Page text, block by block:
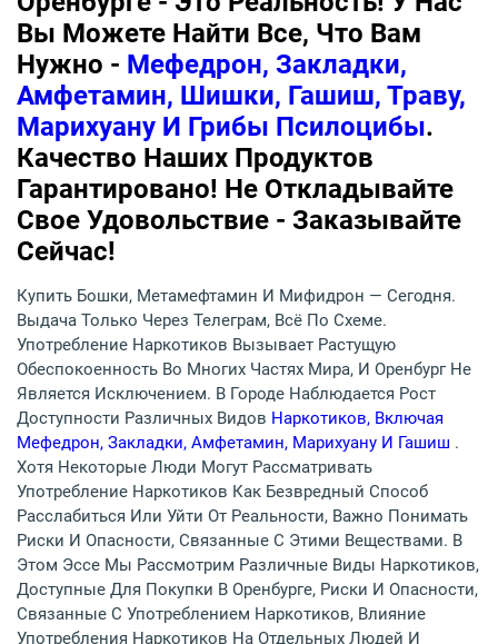
Вы Можете Найти Все, Что Вам
Нужно - Мефедрон, Закладки,
Амфетамин, Шишки, Гашиш, Траву,
Марихуану И Грибы Псилоцибы.
Качество Наших Продуктов
Гарантировано! Не Откладывайте
Свое Удовольствие - Заказывайте
Сейчас!
Купить Бошки, Метамефтамин И Мифидрон — Сегодня.
Выдача Только Через Телеграм, Всё По Схеме.
Употребление Наркотиков Вызывает Растущую
Обеспокоенность Во Многих Частях Мира, И Оренбург Не
Является Исключением. В Городе Наблюдается Рост
Доступности Различных Видов Наркотиков, Включая
Мефедрон, Закладки, Амфетамин, Марихуану И Гашиш .
Хотя Некоторые Люди Могут Рассматривать
Употребление Наркотиков Как Безвредный Способ
Расслабиться Или Уйти От Реальности, Важно Понимать
Риски И Опасности, Связанные С Этими Веществами. В
Этом Эссе Мы Рассмотрим Различные Виды Наркотиков,
Доступные Для Покупки В Оренбурге, Риски И Опасности,
Связанные С Употреблением Наркотиков, Влияние
Употребления Наркотиков На Отдельных Людей И